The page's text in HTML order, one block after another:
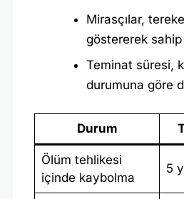
Mirasçılar,
göstererek sahip
Teminat süresi,
durumuna göre
Durum
Ölüm tehlikesi
içinde kaybolma
5